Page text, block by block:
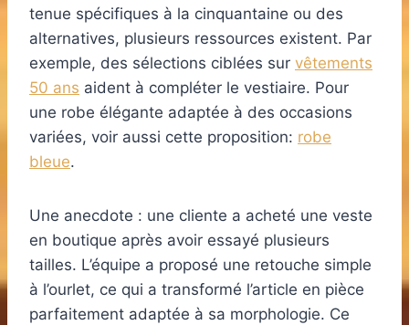
tenue spécifiques à la cinquantaine ou des
alternatives, plusieurs ressources existent. Par
exemple, des sélections ciblées sur vêtements
50 ans aident à compléter le vestiaire. Pour
une robe élégante adaptée à des occasions
variées, voir aussi cette proposition: robe
bleue.
Une anecdote : une cliente a acheté une veste
en boutique après avoir essayé plusieurs
tailles. L’équipe a proposé une retouche simple
à l’ourlet, ce qui a transformé l’article en pièce
parfaitement adaptée à sa morphologie. Ce